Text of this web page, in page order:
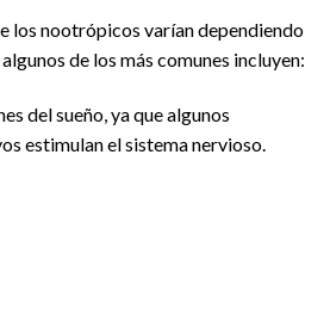
los nootrópicos varían dependiendo
de los más comunes incluyen:
del sueño, ya que algunos
estimulan el sistema nervioso.